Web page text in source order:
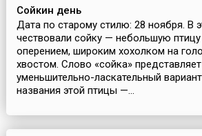
Сойкин день
Дата по старому стилю: 28 ноября. В
чествовали сойку — небольшую
оперением, широким хохолком на
хвостом. Слово «сойка»
уменьшительно-ласкательный
названия этой птицы —...